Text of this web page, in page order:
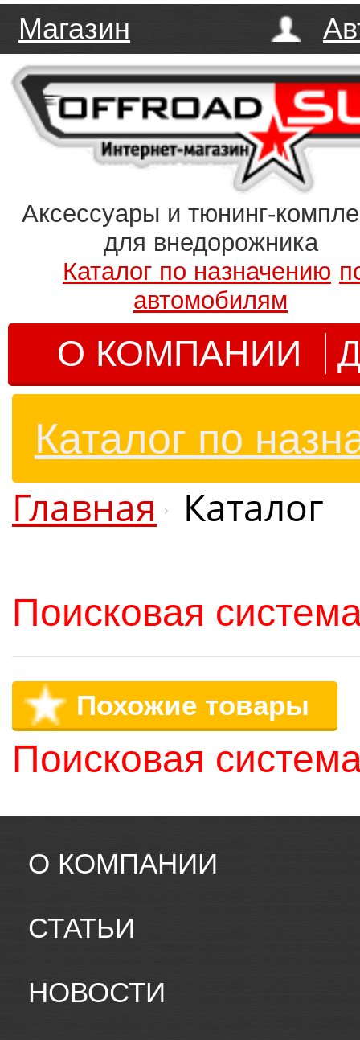
Магазин
Аксессуары и тюнинг-
для внедорожника
Каталог по назначению
автомобилям
О КОМПАНИИ
Каталог по
Главная Каталог
Поисковая
Похожие товары
Поисковая
О КОМПАНИИ
СТАТЬИ
НОВОСТИ